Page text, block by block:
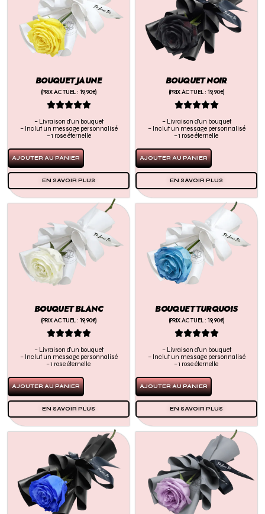
BOUQUET JAUNE
(PRIX ACTUEL : 19,90€)

– Livraison d’un bouquet
– Inclut un message personnalisé
– 1 rose éternelle
AJOUTER AU PANIER
EN SAVOIR PLUS
BOUQUET NOIR
(PRIX ACTUEL : 19,90€)

– Livraison d’un bouquet
– Inclut un message personnalisé
– 1 rose éternelle
AJOUTER AU PANIER
EN SAVOIR PLUS
BOUQUET BLANC
(PRIX ACTUEL : 19,90€)

– Livraison d’un bouquet
– Inclut un message personnalisé
– 1 rose éternelle
AJOUTER AU PANIER
EN SAVOIR PLUS
BOUQUET TURQUOIS
(PRIX ACTUEL : 19,90€)

– Livraison d’un bouquet
– Inclut un message personnalisé
– 1 rose éternelle
AJOUTER AU PANIER
EN SAVOIR PLUS